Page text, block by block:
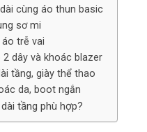
cùng áo thun basic
sơ mi
áo trễ vai
2 dây và khoác blazer
tầng, giày thể thao
da, boot ngắn
tầng phù hợp?